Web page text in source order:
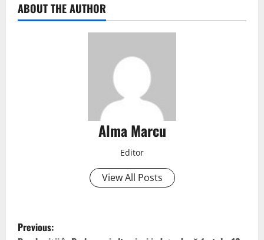
ABOUT THE AUTHOR
Alma Marcu
Editor
View All Posts
Previous: